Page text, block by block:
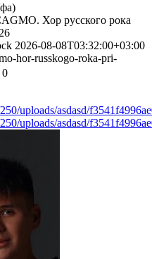
Хор русского рока
2026-08-08T03:32:00+03:00
hor-russkogo-roka-pri-
0
uploads/asdasd/
uploads/asdasd/